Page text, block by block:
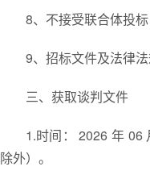
8、不接受联合体投标
9、招标文件及法律法
三、获取谈判文件
1.时间： 2026 年 06
除外）。